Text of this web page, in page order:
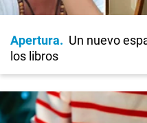
Apertura
Un nuevo
los libros